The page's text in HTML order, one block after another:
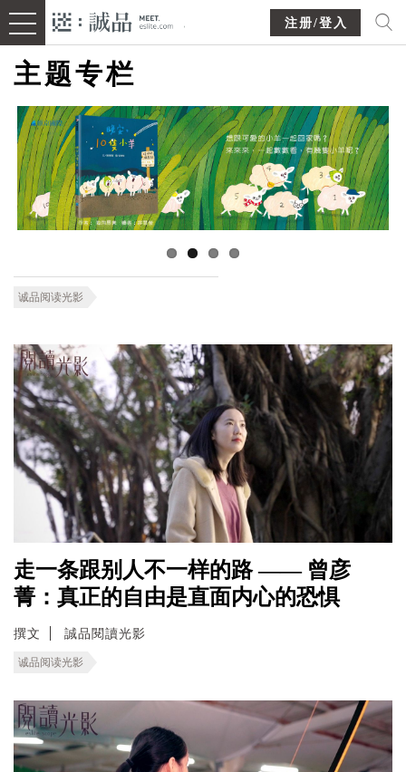
注册/登入
主题专栏
诚品阅读光影
走一条跟别人不一样的路 —— 曾彦
菁：真正的自由是直面内心的恐惧
撰文 誠品閱讀光影
诚品阅读光影